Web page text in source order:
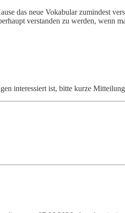
das neue Vokabular zumindest
verstanden zu werden, wenn
interessiert ist, bitte kurze